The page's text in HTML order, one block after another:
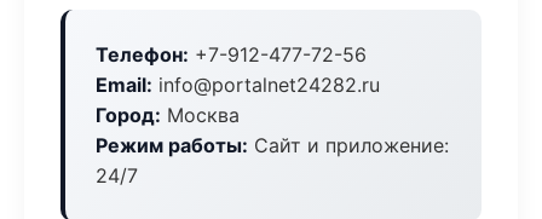
Телефон: +7-912-477-72-56
Email: info@portalnet24282.ru
Город: Москва
Режим работы: Сайт и приложение:
24/7